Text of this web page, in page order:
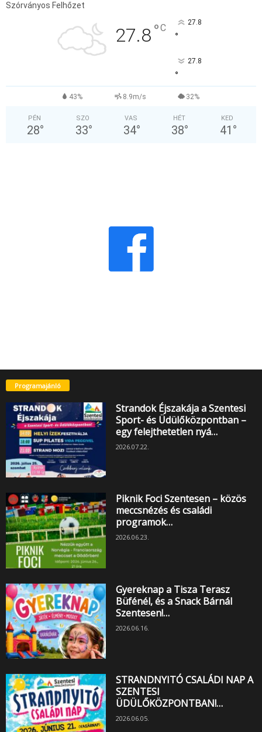
Szórványos Felhőzet
27.8°C 27.8
°
27.8
°
43% 8.9m/s 32%
PÉN
28°
SZO
33°
VAS
34°
HÉT
38°
KED
41 °
Programajánló
Strandok Éjszakája a Szentesi
Sport- és Üdülőközpontban –
egy felejthetetlen nyá…
2026.07.22.
Piknik Foci Szentesen – közös
meccsnézés és családi
programok…
2026.06.23.
Gyereknap a Tisza Terasz
Büfénél, és a Snack Bárnál
Szentesen!…
2026.06.16.
STRANDNYITÓ CSALÁDI NAP A
SZENTESI
ÜDÜLŐKÖZPONTBAN!…
2026.06.05.